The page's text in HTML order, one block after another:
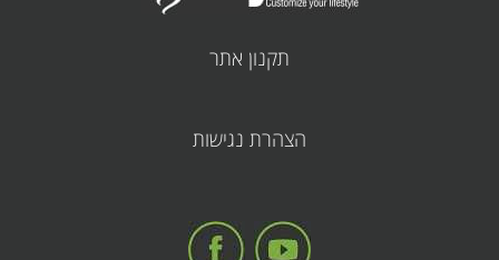
תקנון אתר
הצהרת נגישות